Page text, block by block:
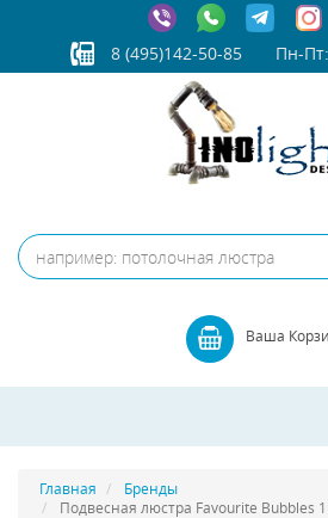
8 (495)142-50-85 Пн-
Ваша
Главная
Бренды
Подвесная люстра Favourite Bubbles